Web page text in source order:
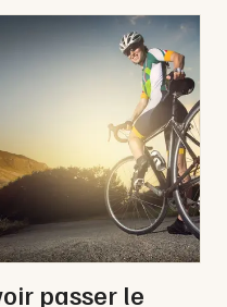
l'Adour
passer le